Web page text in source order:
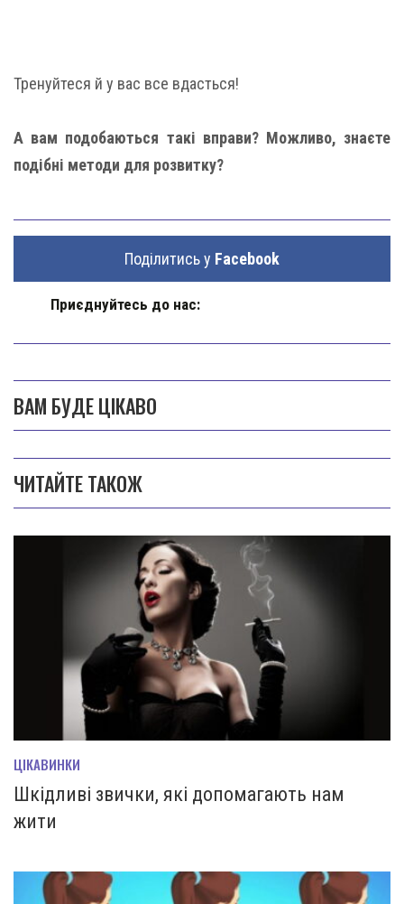
Тренуйтеся й у вас все вдасться!
А вам подобаються такі вправи? Можливо, знаєте
подібні методи для розвитку?
Поділитись у Facebook
Приєднуйтесь до нас:
ВАМ БУДЕ ЦІКАВО
ЧИТАЙТЕ ТАКОЖ
ЦІКАВИНКИ
Шкідливі звички, які допомагають нам
жити